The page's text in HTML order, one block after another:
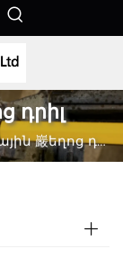
դրիլ
巖եղոց դրիլ